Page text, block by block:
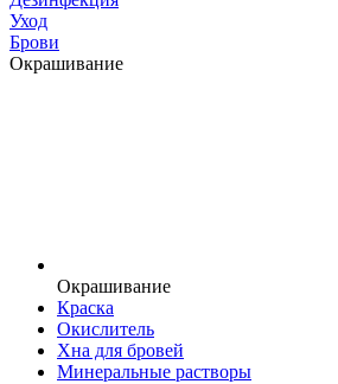
Уход
Брови
Окрашивание
Окрашивание
Краска
Окислитель
Хна для бровей
Минеральные растворы